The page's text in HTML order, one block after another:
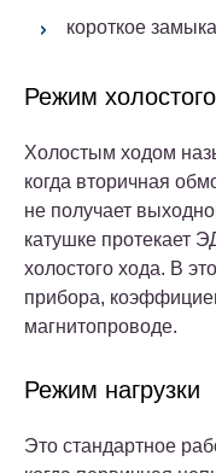
короткое
Режим
Холостым ходом
когда вторичная
не получает
катушке протекает
холостого хода. В
прибора,
магнитопроводе.
Режим нагрузки
Это стандартное